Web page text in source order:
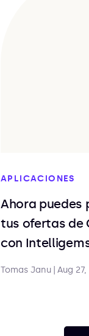
APLICACIONES
Ahora puedes
tus ofertas de
con
Tomas Janu Aug